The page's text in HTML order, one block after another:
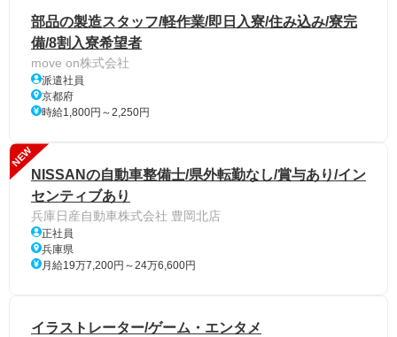
部品の製造スタッフ/軽作業/即日入寮/住み込み/寮完
備/8割入寮希望者
move on株式会社
派遣社員
京都府
時給1,800円～2,250円
NEW
NISSANの自動車整備士/県外転勤なし/賞与あり/イン
センティブあり
兵庫日産自動車株式会社 豊岡北店
正社員
兵庫県
月給19万7,200円～24万6,600円
イラストレーター/ゲーム・エンタメ